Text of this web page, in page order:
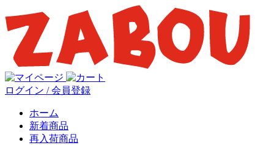
ログイン / 会員登録
ホーム
新着商品
再入荷商品